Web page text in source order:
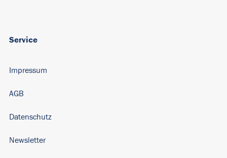
Service
Impressum
AGB
Datenschutz
Newsletter